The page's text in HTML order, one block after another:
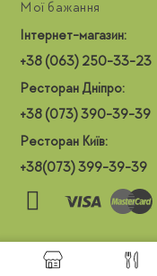
Мої бажання
Інтернет-магазин:
+38 (063) 250-33-23
Ресторан Дніпро:
+38 (073) 390-39-39
Ресторан Київ:
+38(073) 399-39-39